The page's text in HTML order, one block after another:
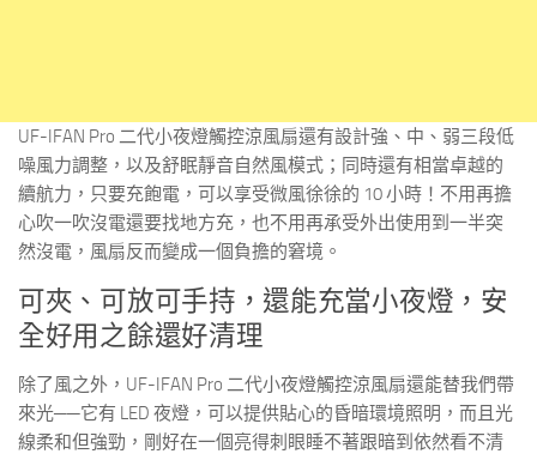
UF-IFAN Pro 二代小夜燈觸控涼風扇還有設計強、中、弱三段低
噪風力調整，以及舒眠靜音自然風模式；同時還有相當卓越的
續航力，只要充飽電，可以享受微風徐徐的 10 小時！不用再擔
心吹一吹沒電還要找地方充，也不用再承受外出使用到一半突
然沒電，風扇反而變成一個負擔的窘境。
可夾、可放可手持，還能充當小夜燈，安
全好用之餘還好清理
除了風之外，UF-IFAN Pro 二代小夜燈觸控涼風扇還能替我們帶
來光──它有 LED 夜燈，可以提供貼心的昏暗環境照明，而且光
線柔和但強勁，剛好在一個亮得刺眼睡不著跟暗到依然看不清